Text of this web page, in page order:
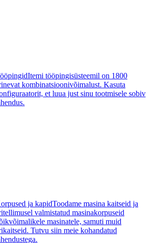
Itemi tööpingisüsteemil on 1800
kombinatsioonivõimalust. Kasuta
et luua just sinu tootmisele sobiv
ja kapidToodame masina kaitseid ja
valmistatud masinakorpuseid
masinatele, samuti muid
Tutvu siin meie kohandatud